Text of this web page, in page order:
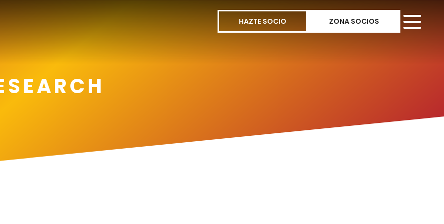
HAZTE SOCIO ZONA SOCIOS